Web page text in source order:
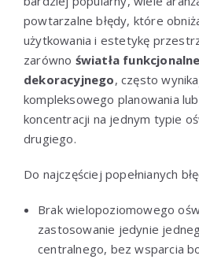
powtarzalne błędy, które
użytkowania i estetykę
zarówno światła
dekoracyjnego, często
kompleksowego planowania
koncentracji na jednym typie
drugiego.
Do najczęściej popełnianych
Brak wielopoziomowego
zastosowanie jedynie
centralnego, bez wsparcia